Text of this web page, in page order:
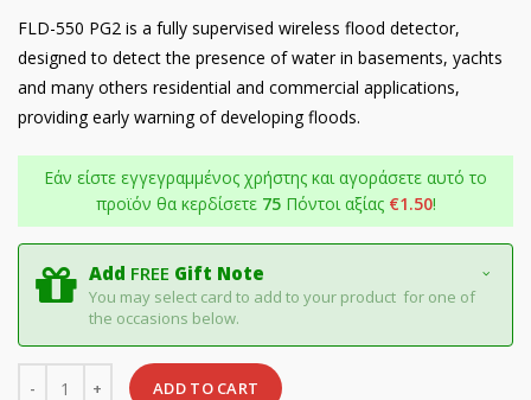
FLD-550 PG2 is a fully supervised wireless flood detector,
designed to detect the presence of water in basements, yachts
and many others residential and commercial applications,
providing early warning of developing floods.
Εάν είστε εγγεγραμμένος χρήστης και αγοράσετε αυτό το
προϊόν θα κερδίσετε 75Πόντοι αξίας €1.50!
Add FREE Gift Note
You may select card to add to your product for one of
the occasions below.
ADD TO CART